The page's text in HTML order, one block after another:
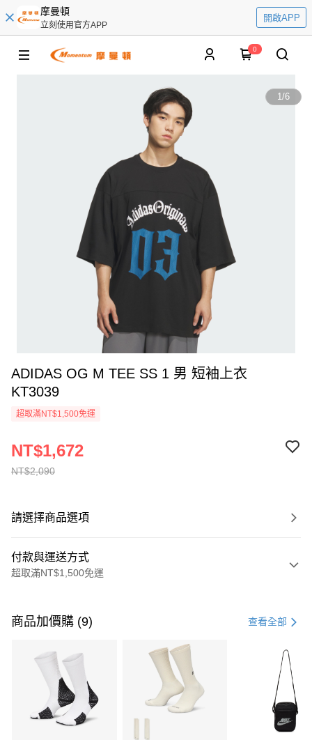
摩曼頓
立刻使用官方APP
開啟APP
0
1/6
ADIDAS OG M TEE SS 1 男 短袖上衣
KT3039
超取滿NT$1,500免運
NT$2,090
NT$1,672
請選擇商品選項
付款與運送方式
超取滿NT$1,500免運
信用卡一次付款
3 期 0 利率 每期 21家銀行
合作金庫商業銀行
第一商業銀行
華南商業銀行
彰化商業銀行
上海商業儲蓄銀行
Apple Pay
商品加價購 (9) 查看全部